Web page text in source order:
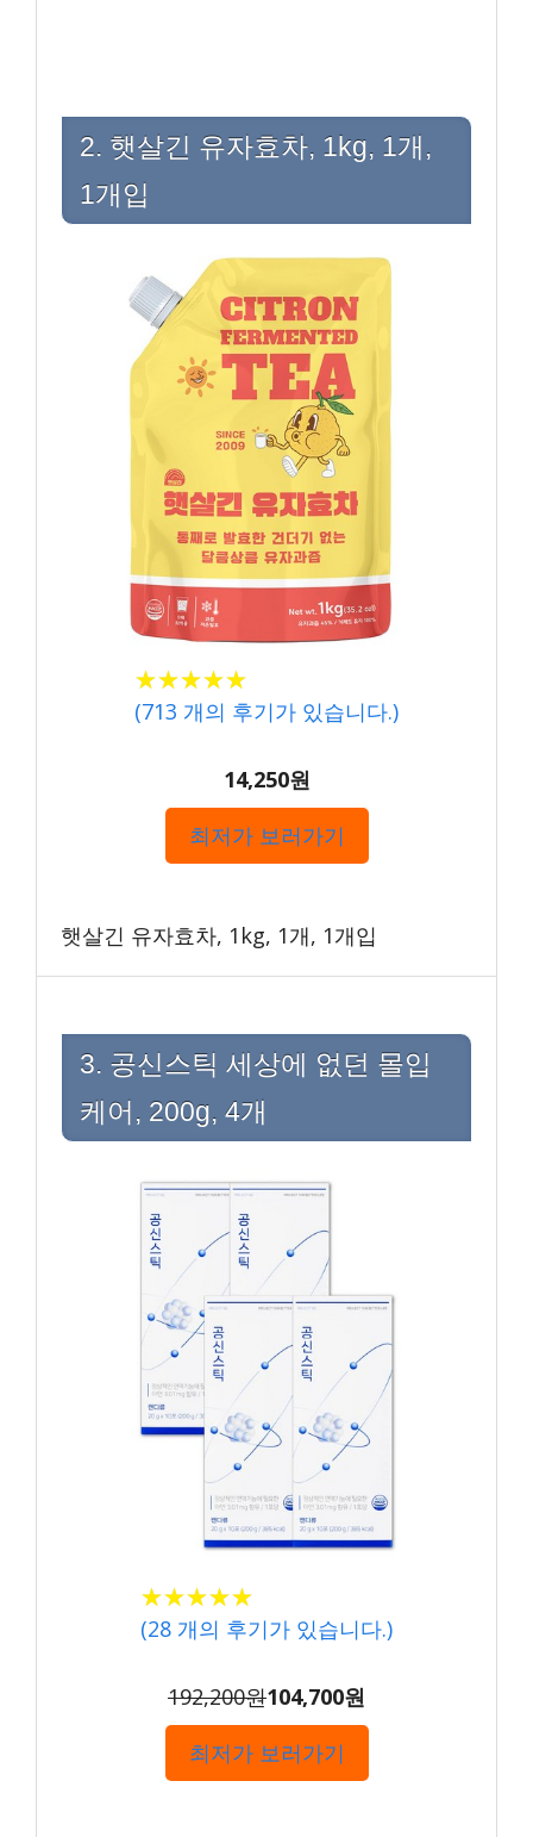
2. 햇살긴 유자효차, 1kg, 1개,
1개입
★★★★★
★★★★★
(713 개의 후기가 있습니다.)
14,250원
최저가 보러가기
햇살긴 유자효차, 1kg, 1개, 1개입
3. 공신스틱 세상에 없던 몰입
케어, 200g, 4개
★★★★★
★★★★★
(28 개의 후기가 있습니다.)
192,200원104,700원
최저가 보러가기